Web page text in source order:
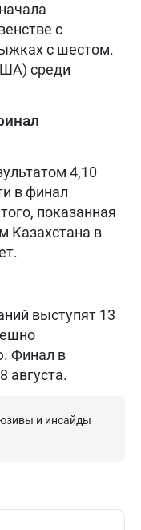
с
с шестом.
среди
4,10
в финал
показанная
Казахстана в
выступят 13
Финал в
августа.
и инсайды